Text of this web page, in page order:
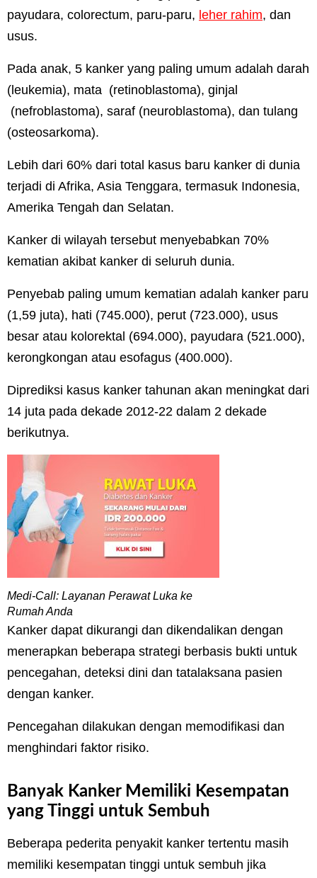
payudara, colorectum, paru-paru, leher rahim, dan
usus.
Pada anak, 5 kanker yang paling umum adalah darah
(leukemia), mata (retinoblastoma), ginjal
(nefroblastoma), saraf (neuroblastoma), dan tulang
(osteosarkoma).
Lebih dari 60% dari total kasus baru kanker di dunia
terjadi di Afrika, Asia Tenggara, termasuk Indonesia,
Amerika Tengah dan Selatan.
Kanker di wilayah tersebut menyebabkan 70%
kematian akibat kanker di seluruh dunia.
Penyebab paling umum kematian adalah kanker paru
(1,59 juta), hati (745.000), perut (723.000), usus
besar atau kolorektal (694.000), payudara (521.000),
kerongkongan atau esofagus (400.000).
Diprediksi kasus kanker tahunan akan meningkat dari
14 juta pada dekade 2012-22 dalam 2 dekade
berikutnya.
Medi-Call: Layanan Perawat Luka ke
Rumah Anda
Kanker dapat dikurangi dan dikendalikan dengan
menerapkan beberapa strategi berbasis bukti untuk
pencegahan, deteksi dini dan tatalaksana pasien
dengan kanker.
Pencegahan dilakukan dengan memodifikasi dan
menghindari faktor risiko.
Banyak Kanker Memiliki Kesempatan
yang Tinggi untuk Sembuh
Beberapa pederita penyakit kanker tertentu masih
memiliki kesempatan tinggi untuk sembuh jika